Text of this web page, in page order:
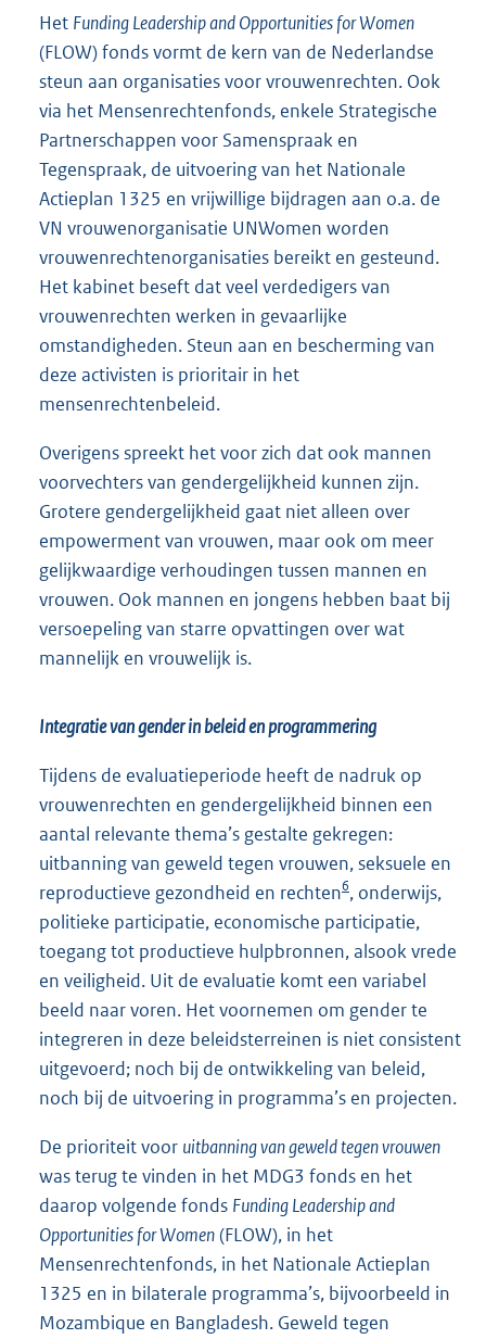
Het Funding Leadership and Opportunities for Women
(FLOW) fonds vormt de kern van de Nederlandse
steun aan organisaties voor vrouwenrechten. Ook
via het Mensenrechtenfonds, enkele Strategische
Partnerschappen voor Samenspraak en
Tegenspraak, de uitvoering van het Nationale
Actieplan 1325 en vrijwillige bijdragen aan o.a. de
VN vrouwenorganisatie UNWomen worden
vrouwenrechtenorganisaties bereikt en gesteund.
Het kabinet beseft dat veel verdedigers van
vrouwenrechten werken in gevaarlijke
omstandigheden. Steun aan en bescherming van
deze activisten is prioritair in het
mensenrechtenbeleid.
Overigens spreekt het voor zich dat ook mannen
voorvechters van gendergelijkheid kunnen zijn.
Grotere gendergelijkheid gaat niet alleen over
empowerment van vrouwen, maar ook om meer
gelijkwaardige verhoudingen tussen mannen en
vrouwen. Ook mannen en jongens hebben baat bij
versoepeling van starre opvattingen over wat
mannelijk en vrouwelijk is.
Integratie van gender in beleid en programmering
Tijdens de evaluatieperiode heeft de nadruk op
vrouwenrechten en gendergelijkheid binnen een
aantal relevante thema’s gestalte gekregen:
uitbanning van geweld tegen vrouwen, seksuele en
reproductieve gezondheid en rechten6, onderwijs,
politieke participatie, economische participatie,
toegang tot productieve hulpbronnen, alsook vrede
en veiligheid. Uit de evaluatie komt een variabel
beeld naar voren. Het voornemen om gender te
integreren in deze beleidsterreinen is niet consistent
uitgevoerd; noch bij de ontwikkeling van beleid,
noch bij de uitvoering in programma’s en projecten.
De prioriteit voor uitbanning van geweld tegen vrouwen
was terug te vinden in het MDG3 fonds en het
daarop volgende fonds Funding Leadership and
Opportunities for Women(FLOW), in het
Mensenrechtenfonds, in het Nationale Actieplan
1325 en in bilaterale programma’s, bijvoorbeeld in
Mozambique en Bangladesh. Geweld tegen